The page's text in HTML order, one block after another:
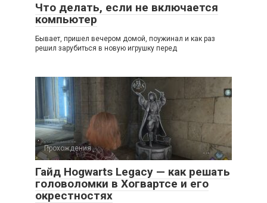
Что делать, если не включается
компьютер
Бывает, пришел вечером домой, поужинал и как раз
решил зарубиться в новую игрушку перед
Прохождения
Гайд Hogwarts Legacy — как решать
головоломки в Хогвартсе и его
окрестностях